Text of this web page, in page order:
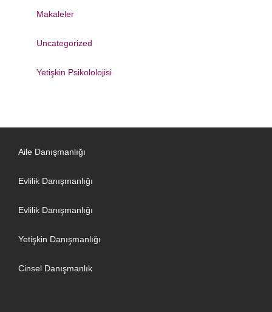
Makaleler
Uncategorized
Yetişkin Psikololojisi
Aile Danışmanlığı
Evlilik Danışmanlığı
Evlilik Danışmanlığı
Yetişkin Danışmanlığı
Cinsel Danışmanlık